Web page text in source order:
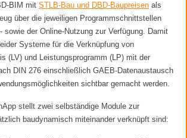
BIM mit STLB-Bau und DBD-Baupreisen als
über die jeweiligen Programmschnittstellen
sowie der Online-Nutzung zur Verfügung. Damit
Systeme für die Verknüpfung von
(LV) und Leistungsprogramm (LP) mit der
DIN 276 einschließlich GAEB-Datenaustausch
sichtbar gemacht werden.
stellt zwei selbständige Module zur
baudynamisch miteinander verknüpft sind: